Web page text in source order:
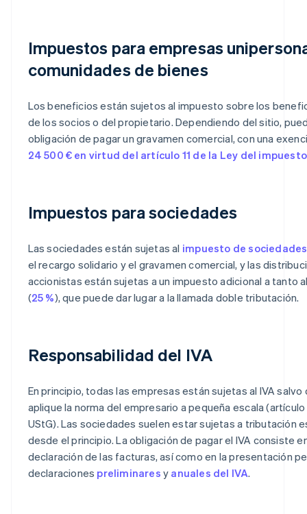
Impuestos para empresas
comunidades de bienes
Los beneficios están sujetos al impuesto sobre los
de los socios o del propietario. Dependiendo del sitio,
obligación de pagar un gravamen comercial, con una
24 500 € en virtud del artículo 11 de la Ley del
Impuestos para sociedades
Las sociedades están sujetas al impuesto de sociedades
el recargo solidario y el gravamen comercial, y las
accionistas están sujetas a un impuesto adicional a tanto
(25 %), que puede dar lugar a la llamada doble tributación.
Responsabilidad del IVA
En principio, todas las empresas están sujetas al IVA salvo
aplique la norma del empresario a pequeña escala (artículo
UStG). Las sociedades suelen estar sujetas a tributación
desde el principio. La obligación de pagar el IVA consiste
declaración de las facturas, así como en la presentación
declaraciones preliminares y anuales del IVA.